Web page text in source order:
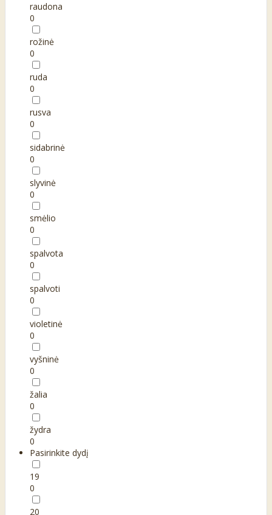
raudona
0
rožinė
0
ruda
0
rusva
0
sidabrinė
0
slyvinė
0
smėlio
0
spalvota
0
spalvoti
0
violetinė
0
vyšninė
0
žalia
0
žydra
0
Pasirinkite dydį
19
0
20